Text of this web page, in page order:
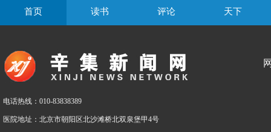
首页 读书 评论 天下
电话热线：010-83838389
医院地址：北京市朝阳区北沙滩桥北双泉堡甲4号